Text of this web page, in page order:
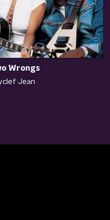
Wrongs
Jean